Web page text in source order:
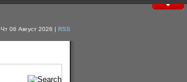
Чт 06 Август 2026 | RSS